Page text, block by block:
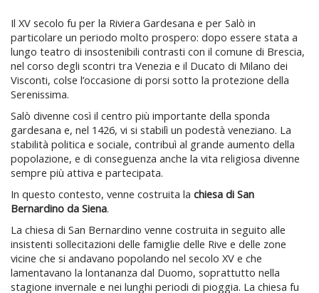
Il XV secolo fu per la Riviera Gardesana e per Salò in
particolare un periodo molto prospero: dopo essere stata a
lungo teatro di insostenibili contrasti con il comune di Brescia,
nel corso degli scontri tra Venezia e il Ducato di Milano dei
Visconti, colse l’occasione di porsi sotto la protezione della
Serenissima.
Salò divenne così il centro più importante della sponda
gardesana e, nel 1426, vi si stabilì un podestà veneziano. La
stabilità politica e sociale, contribuì al grande aumento della
popolazione, e di conseguenza anche la vita religiosa divenne
sempre più attiva e partecipata.
In questo contesto, venne costruita la chiesa di San
Bernardino da Siena.
La chiesa di San Bernardino venne costruita in seguito alle
insistenti sollecitazioni delle famiglie delle Rive e delle zone
vicine che si andavano popolando nel secolo XV e che
lamentavano la lontananza dal Duomo, soprattutto nella
stagione invernale e nei lunghi periodi di pioggia. La chiesa fu